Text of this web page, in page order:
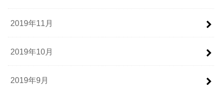
2019年11月
2019年10月
2019年9月